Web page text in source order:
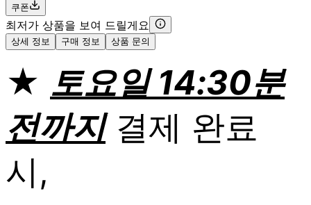
쿠폰
최저가 상품을 보여 드릴게요
상세 정보 구매 정보 상품 문의
★ 토요일 14:30분
전까지결제 완료
시,